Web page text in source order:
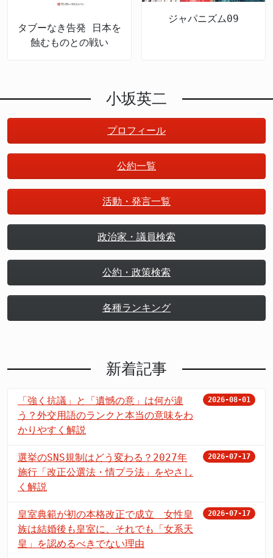
タブーなき告発 日本を
蝕むものとの戦い
ジャパニズム09
小坂英二
プロフィール
公約一覧
活動・発言一覧
政治家・議員検索
公約・政策検索
各種ランキング
新着記事
「強く抗議」と「遺憾の意」は何が違
う？外交用語のランクと本当の意味をわ
かりやすく解説
2026-08-01
選挙のSNS規制はどう変わる？2027年
施行「改正公選法・情プラ法」をやさし
く解説
2026-07-17
皇室典範が初の本格改正で成立 女性皇
族は結婚後も皇室に、それでも「女系天
皇」を認めるべきでない理由
2026-07-17